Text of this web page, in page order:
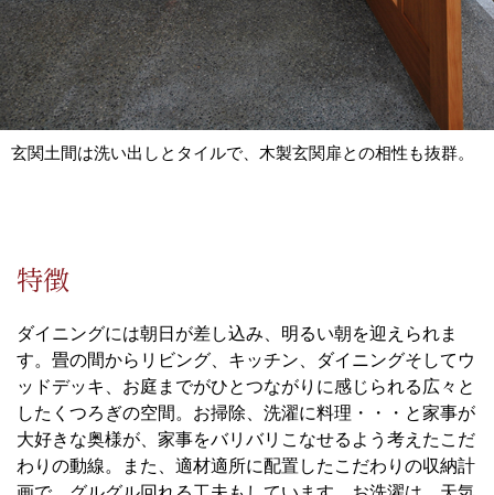
玄関土間は洗い出しとタイルで、木製玄関扉との相性も抜群。
特徴
ダイニングには朝日が差し込み、明るい朝を迎えられま
す。畳の間からリビング、キッチン、ダイニングそしてウ
ッドデッキ、お庭までがひとつながりに感じられる広々と
したくつろぎの空間。お掃除、洗濯に料理・・・と家事が
大好きな奥様が、家事をバリバリこなせるよう考えたこだ
わりの動線。また、適材適所に配置したこだわりの収納計